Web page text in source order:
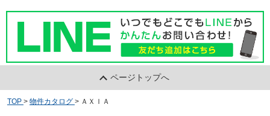
ページトップへ
TOP > 物件カタログ > ＡＸＩＡ